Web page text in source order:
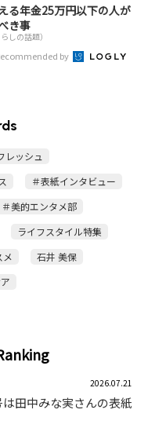
る年金25万円以下の人が
き事
しの話題）
by
レッシュ
＃表紙インタビュー
＃美的エンタメ部
ライフスタイル特集
メ
石井 美保
2026.07.21
は田中みな実さんの表紙